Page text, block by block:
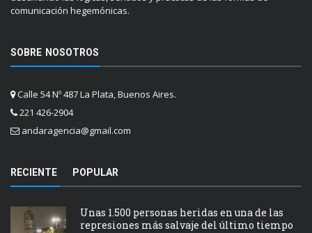
comunicación hegemónicas.
SOBRE NOSOTROS
Calle 54 Nº 487 La Plata, Buenos Aires.
221 426-2904
andaragencia@gmail.com
RECIENTE POPULAR
Unas 1.500 personas heridas en una de las
represiones más salvaje del último tiempo